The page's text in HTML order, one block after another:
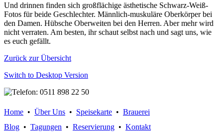
Und drinnen finden sich großflächige ästhetische Schwarz-Weiß-
Fotos für beide Geschlechter. Männlich-muskuläre Oberkörper bei
den Damen. Hübsche Oberweiten bei den Herren. Aber mehr wird
nicht verraten. Am besten, ihr schaut selbst nach und sagt uns, wie
es euch gefällt.
Zurück zur Übersicht
Switch to Desktop Version
Home • Über Uns • Speisekarte • Brauerei
Blog • Tagungen • Reservierung • Kontakt